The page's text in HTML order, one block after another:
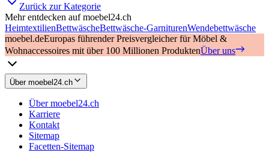
Zurück zur Kategorie
Mehr entdecken auf moebel24.ch
HeimtextilienBettwäscheBettwäsche-GarniturenWendebettwäsche
moebel.deEuropas führender Preisvergleicher für Möbel &
Wohnaccessoires mit über 100 Millionen ProduktenÜber uns
Über moebel24.ch
Über moebel24.ch
Karriere
Kontakt
Sitemap
Facetten-Sitemap